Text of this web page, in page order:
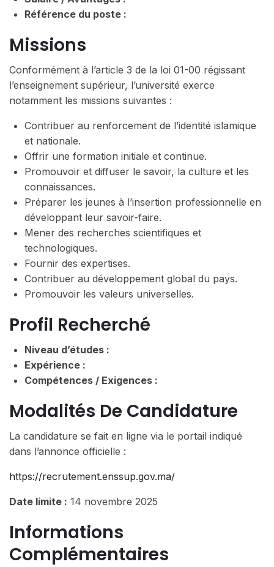
Référence du poste :
Missions
Conformément à l’article 3 de la loi 01-00 régissant
l’enseignement supérieur, l’université exerce
notamment les missions suivantes :
Contribuer au renforcement de l’identité islamique
et nationale.
Offrir une formation initiale et continue.
Promouvoir et diffuser le savoir, la culture et les
connaissances.
Préparer les jeunes à l’insertion professionnelle en
développant leur savoir-faire.
Mener des recherches scientifiques et
technologiques.
Fournir des expertises.
Contribuer au développement global du pays.
Promouvoir les valeurs universelles.
Profil Recherché
Niveau d’études :
Expérience :
Compétences / Exigences :
Modalités De Candidature
La candidature se fait en ligne via le portail indiqué
dans l’annonce officielle :
https://recrutement.enssup.gov.ma/
Date limite : 14 novembre 2025
Informations
Complémentaires